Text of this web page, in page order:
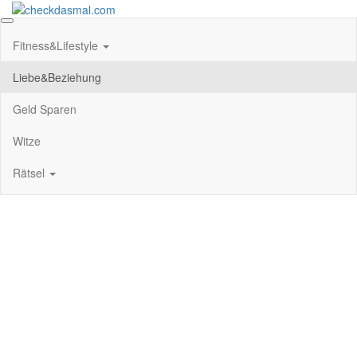
Zum
Inhalt
springen
checkdasmal.com
Interessante beiträge
Fitness&Lifestyle
Liebe&Beziehung
Geld Sparen
Witze
Rätsel